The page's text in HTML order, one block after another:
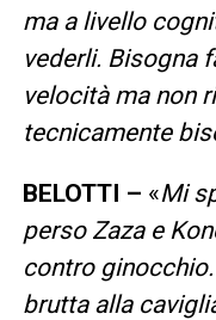
ma a livello
vederli. Bisogna
velocità ma non
tecnicamente
BELOTTI – «Mi
perso Zaza e
contro
brutta alla